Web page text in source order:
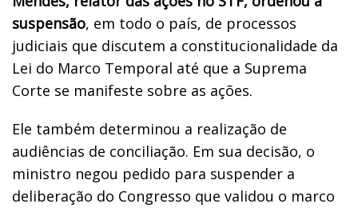
suspensão, em todo o país, de processos
judiciais que discutem a constitucionalidade da
Lei do Marco Temporal até que a Suprema
Corte se manifeste sobre as ações.
Ele também determinou a realização de
audiências de conciliação. Em sua decisão, o
ministro negou pedido para suspender a
deliberação do Congresso que validou o marco